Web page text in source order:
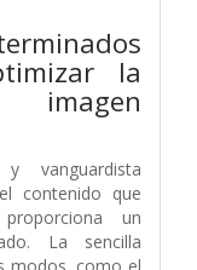
la
imagen
vanguardista
contenido que
un
La sencilla
modos, como el